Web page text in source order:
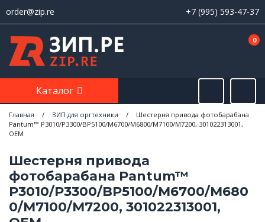
order@zip.re +7 (995) 593-47-37
0
Каталог
Главная / ЗИП для оргтехники /
Шестерня привода фотобарабана
Pantum™ P3010/P3300/BP5100/M6700/M6800/M7100/M7200, 301022313001,
OEM
Шестерня привода
фотобарабана Pantum™
P3010/P3300/BP5100/M6700/M680
0/M7100/M7200, 301022313001,